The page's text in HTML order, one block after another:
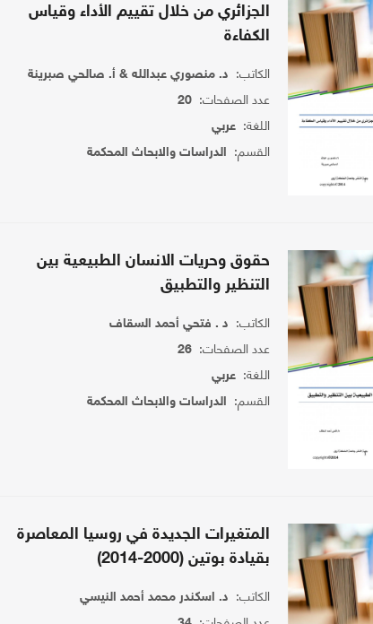
الجزائري من خلال تقييم الأداء وقياس
الكفاءة
الكاتب: د. منصوري عبدالله & أ. صالحي صبرينة
عدد الصفحات:20
اللغة:عربي
القسم: الدراسات والابحاث المحكمة
حقوق وحريات الانسان الطبيعية بين
التنظير والتطبيق
الكاتب: د . فتحي أحمد السقاف
عدد الصفحات:26
اللغة:عربي
القسم: الدراسات والابحاث المحكمة
المتغيرات الجديدة في روسيا المعاصرة
بقيادة بوتين (2000-2014)
الكاتب: د. اسكندر محمد أحمد النيسي